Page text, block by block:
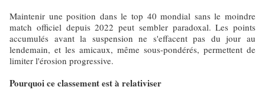
Maintenir une position dans le top 40 mondial sans le moindre
match officiel depuis 2022 peut sembler paradoxal. Les points
accumulés avant la suspension ne s'effacent pas du jour au
lendemain, et les amicaux, même sous-pondérés, permettent de
limiter l'érosion progressive.
Pourquoi ce classement est à relativiser